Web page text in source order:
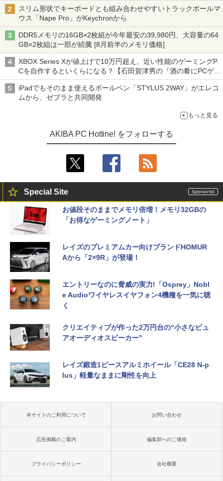
スリム形状でキーボードとも組み合わせやすいトラックボールマ
ウス「Nape Pro」がKeychronから
DDR5メモリの16GB×2枚組が今年最安の39,980円、大容量の64
GB×2枚組は一部が続騰 [8月前半のメモリ価格]
XBOX Series Xが値上げで10万円超え。近い性能のゲーミングP
Cを自作するといくらになる？【石田賀津男の『酒の肴にPCゲ
ーム』】
iPadでもそのまま使えるボールペン「STYLUS 2WAY」がエレコ
ムから、ゼブラと共同開発
もっと見る
AKIBA PC Hotline! をフォローする
Special Site
お値段そのままでメモリ倍増！メモリ32GBの
「お得なゲーミングノート」
レイズのプレミアムカー向けブランドHOMUR
Aから「2×9R」が登場！
エントリーなのに脅威の実力!「Osprey」Nobl
e Audioワイヤレスイヤフォン4機種を一気に聴
く
クリエイティブが作った2万円台の“小さなピュ
アオーディオスピーカー”
レイズ鍛造1ピースアルミホイール「CE28 N-p
lus」軽量なままに剛性を向上
本サイトのご利用について お問い合わせ
広告掲載のご案内 編集部へのご連絡
プライバシーポリシー 会社概要